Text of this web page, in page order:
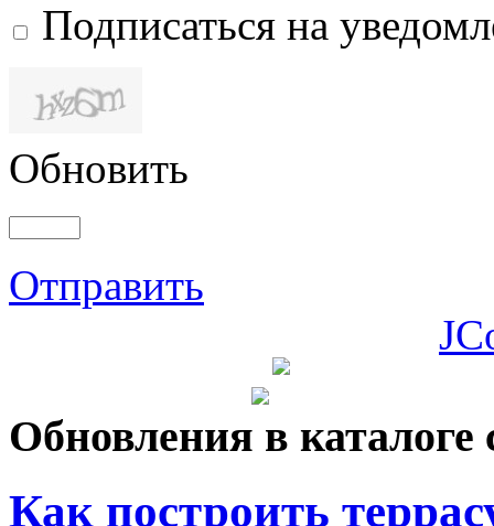
Подписаться на
Обновить
Отправить
Обновления в каталоге
Как построить